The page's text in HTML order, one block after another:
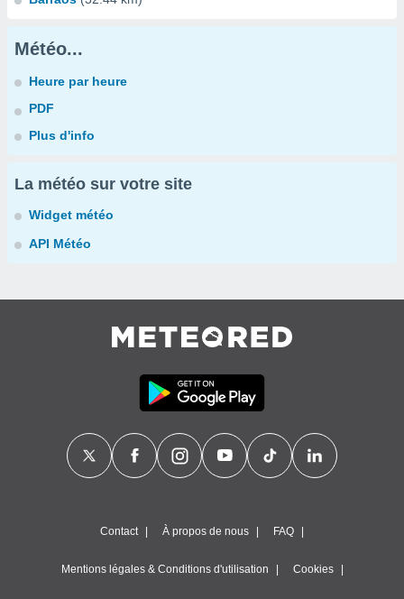
Météo...
Heure par heure
PDF
Plus d'info
La météo sur votre site
Widget météo
API Météo
Contact À propos de nous FAQ
Mentions légales & Conditions d'utilisation Cookies